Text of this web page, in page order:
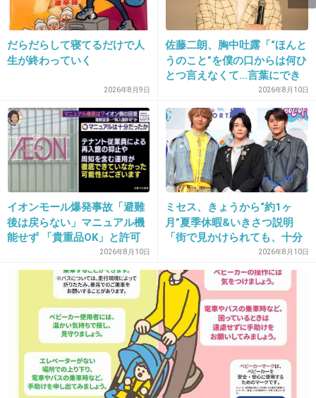
12. 匿名 2013/06/13(木) 12:14:38
現場はラブホテル街にあるビジネスホテルだっ
そこに家族で行ったとか泊まったとか明らかに
おかしいわ。
+264 -11
13. 匿名2013/06/13(木) 12:16:25
人を引いたことや殺意が無かったのが最大の焦
現場から逃げずに適切に対応したから逮捕され
ずに済んだという声と親の力が影響してると噂
されています。
民事では問題なく示談で解決できる。
だらだらして寝てるだけで人
生が終わっていく
2026年8月9日
佐藤二朗、胸中吐露「“ほんと
うのこと”を僕の口からは何ひ
とつ言えなくて…言葉にでき
2026年8月10日
イオンモール爆発事故「避難
後は戻らない」マニュアル機
能せず 「貴重品OK」と許可
2026年8月10日
ミセス、きょうから“約1ヶ
月”夏季休暇&いきさつ説明
「街で見かけられても、十分
なご配慮を」事務所が呼びか
け
2026年8月10日